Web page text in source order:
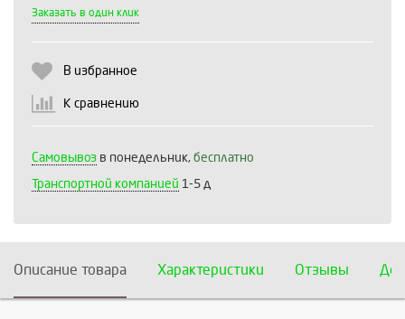
Заказать в один клик
В избранное
К сравнению
Самовывоз в понедельник, бесплатно
Транспортной компанией 1-5 д
Описание товара Характеристики Отзывы